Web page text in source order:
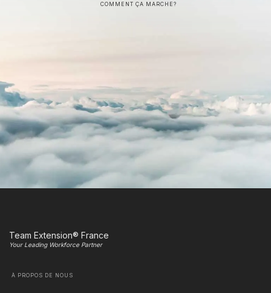
COMMENT ÇA MARCHE?
Team Extension® France
Your Leading Workforce Partner
À PROPOS DE NOUS